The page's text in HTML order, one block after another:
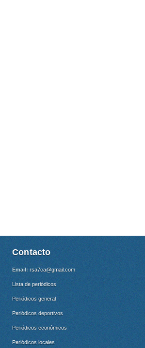
Contacto
Email: rsa7ca@gmail.com
Lista de periódicos
Periódicos general
Periódicos deportivos
Periódicos económicos
Periódicos locales